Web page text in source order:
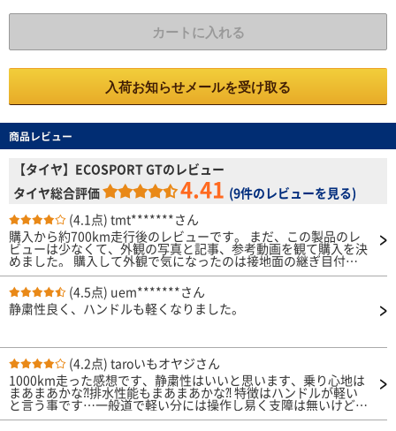
カートに入れる
入荷お知らせメールを受け取る
商品レビュー
【タイヤ】ECOSPORT GTのレビュー
タイヤ総合評価
4.41 (9件のレビューを見る)
(4.1点) tmt*******さん
購入から約700km走行後のレビューです。 まだ、この製品のレ
ビューは少なくて、外観の写真と記事、参考動画を観て購入を決
めました。 購入して外観で気になったのは接地面の継ぎ目付近
にゴムバリが目立つこと位です。 ドライとウエット、高速性能
は特に問題無く、この価格なら十分かと思います。 静粛性は通
常走行では高級コンフォートタイヤ並みに静かですが、時速100
km/h付近から許容範囲内ですが急にスポーツタイヤ並みの走行
した気がします。 ライフ・耐久性は、今の所、偏摩耗などは見
受けられないので3～4年持てば、かなりCPは高いと思います。
参考ですが、タイヤの空気圧は300kpaで調整していますが、TP
MSでタイヤの空気圧と温度を監視すると12月の外気温で280kpa
～330kpaの変化があります。ちょっと変化量が多いかも？ この
サイズ、この価格で必要性能が有り、今の所お勧めできるタイヤ
だと思います。
(4.5点) uem*******さん
静粛性良く、ハンドルも軽くなりました。
(4.2点) taroいもオヤジさん
1000km走った感想です、静粛性はいいと思います、乗り心地は
まあまあかな⁈排水性能もまあまあかな⁈ 特徴はハンドルが軽い
と言う事です…一般道で軽い分には操作し易く支障は無いけど…
高速で走行中も軽いので油断して運転してると在らぬ方向に行き